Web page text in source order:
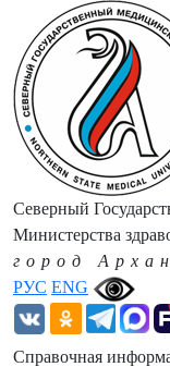
РУС ENG
Северный
Министерства
город
Справочная